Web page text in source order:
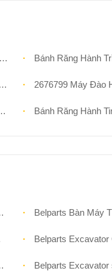
Bánh Răng Hành Trình Kobelco sk250-8, Bộ Truyền Bánh
2676799 Máy Đào
Bánh Răng Hành Tinh Mang
Belparts Bàn Máy Tính
Belparts Excavator
Belparts Excavator sk75-8